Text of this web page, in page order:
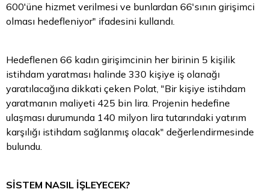
600'üne hizmet verilmesi ve bunlardan 66'sının girişimci
olması hedefleniyor" ifadesini kullandı.
Hedeflenen 66 kadın girişimcinin her birinin 5 kişilik
istihdam yaratması halinde 330 kişiye iş olanağı
yaratılacağına dikkati çeken Polat, "Bir kişiye istihdam
yaratmanın maliyeti 425 bin lira. Projenin hedefine
ulaşması durumunda 140 milyon lira tutarındaki yatırım
karşılığı istihdam sağlanmış olacak" değerlendirmesinde
bulundu.
SİSTEM NASIL İŞLEYECEK?